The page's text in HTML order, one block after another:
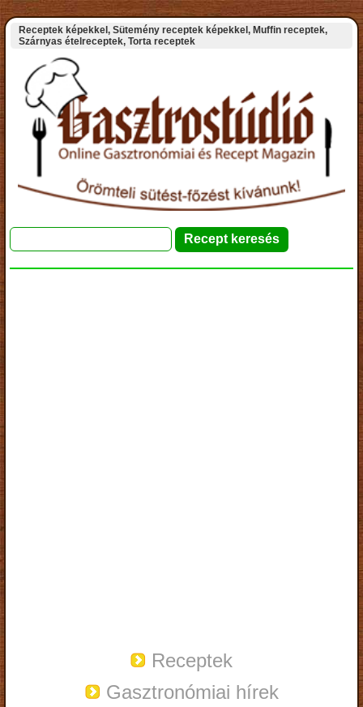
Receptek képekkel, Sütemény receptek képekkel, Muffin receptek,
Szárnyas ételreceptek, Torta receptek
Receptek
Gasztronómiai hírek